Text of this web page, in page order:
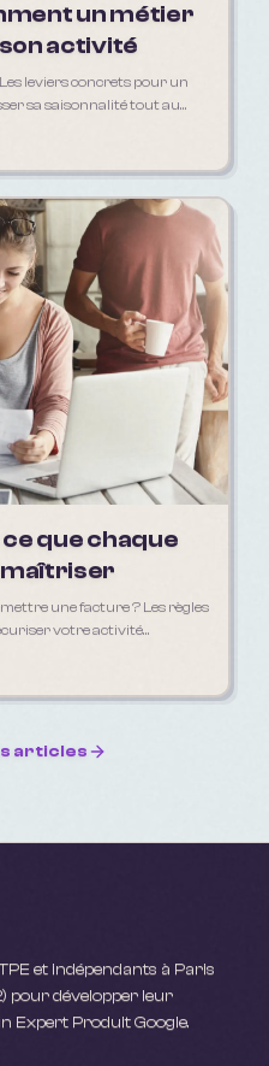
un métier
activité
leviers concrets pour un
sa saisonnalité tout au
que chaque
une facture ? Les règles
votre activité
articles
et indépendants à Paris
pour développer leur
Expert Produit Google.